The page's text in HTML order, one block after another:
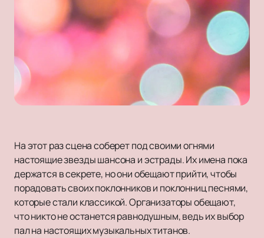
На этот раз сцена соберет под своими огнями
настоящие звезды шансона и эстрады. Их имена пока
держатся в секрете, но они обещают прийти, чтобы
порадовать своих поклонников и поклонниц песнями,
которые стали классикой. Организаторы обещают,
что никто не останется равнодушным, ведь их выбор
пал на настоящих музыкальных титанов.